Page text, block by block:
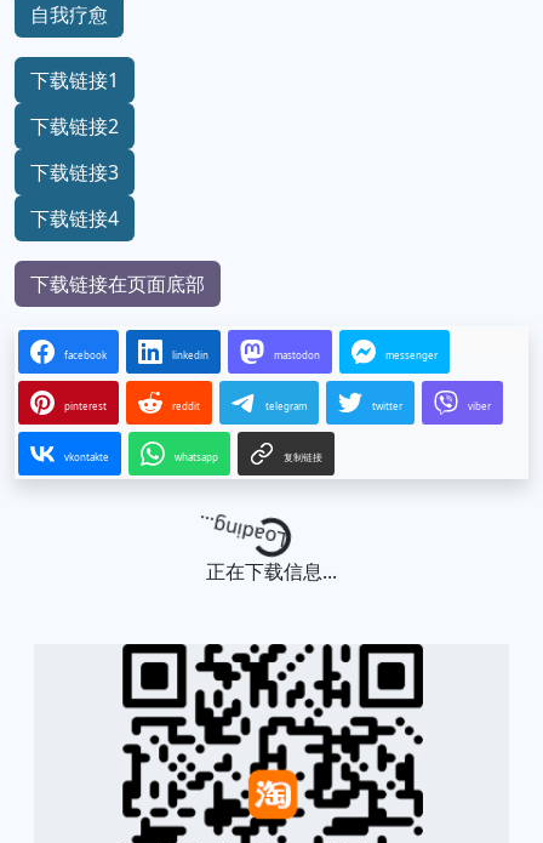
自我疗愈
下载链接1
下载链接2
下载链接3
下载链接4
下载链接在页面底部
facebook linkedin mastodon messenger
pinterest reddit telegram twitter viber
vkontakte whatsapp 复制链接
Loading...
正在下载信息...